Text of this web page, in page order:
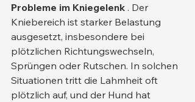
Probleme im Kniegelenk . Der
Kniebereich ist starker Belastung
ausgesetzt, insbesondere bei
plötzlichen Richtungswechseln,
Sprüngen oder Rutschen. In solchen
Situationen tritt die Lahmheit oft
plötzlich auf, und der Hund hat